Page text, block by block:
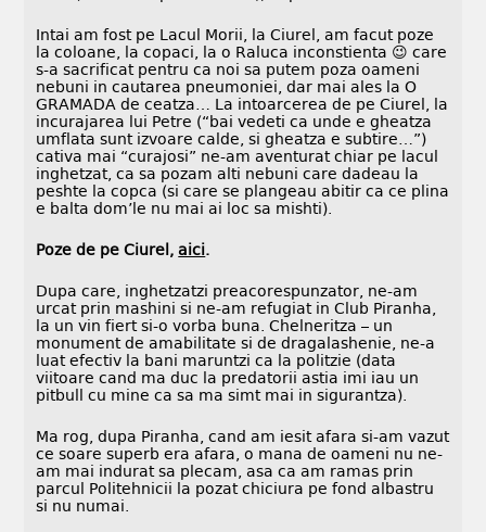
Intai am fost pe Lacul Morii, la Ciurel, am facut poze
la coloane, la copaci, la o Raluca inconstienta 😉 care
s-a sacrificat pentru ca noi sa putem poza oameni
nebuni in cautarea pneumoniei, dar mai ales la O
GRAMADA de ceatza… La intoarcerea de pe Ciurel, la
incurajarea lui Petre (“bai vedeti ca unde e gheatza
umflata sunt izvoare calde, si gheatza e subtire…”)
cativa mai “curajosi” ne-am aventurat chiar pe lacul
inghetzat, ca sa pozam alti nebuni care dadeau la
peshte la copca (si care se plangeau abitir ca ce plina
e balta dom’le nu mai ai loc sa mishti).
Poze de pe Ciurel,aici.
Dupa care, inghetzatzi preacorespunzator, ne-am
urcat prin mashini si ne-am refugiat in Club Piranha,
la un vin fiert si-o vorba buna. Chelneritza – un
monument de amabilitate si de dragalashenie, ne-a
luat efectiv la bani maruntzi ca la politzie (data
viitoare cand ma duc la predatorii astia imi iau un
pitbull cu mine ca sa ma simt mai in sigurantza).
Ma rog, dupa Piranha, cand am iesit afara si-am vazut
ce soare superb era afara, o mana de oameni nu ne-
am mai indurat sa plecam, asa ca am ramas prin
parcul Politehnicii la pozat chiciura pe fond albastru
si nu numai.